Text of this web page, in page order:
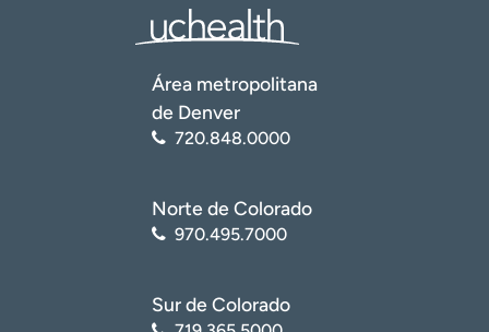
Área metropolitana
de Denver
720.848.0000
Norte de Colorado
970.495.7000
Sur de Colorado